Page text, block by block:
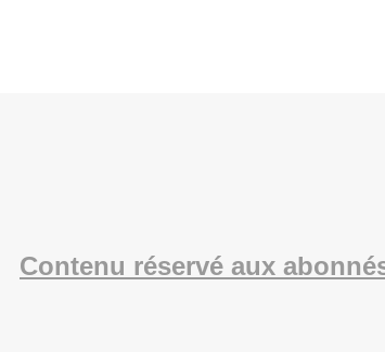
Contenu réservé aux